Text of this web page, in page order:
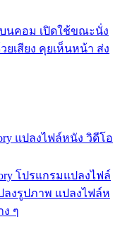
บนคอม เปิดใช้ขณะนั่ง
เสียง คุยเห็นหน้า ส่ง
แปลงไฟล์หนัง วิดีโอ
โปรแกรมแปลงไฟล์
ลงรูปภาพ แปลงไฟล์ห
ง ๆ